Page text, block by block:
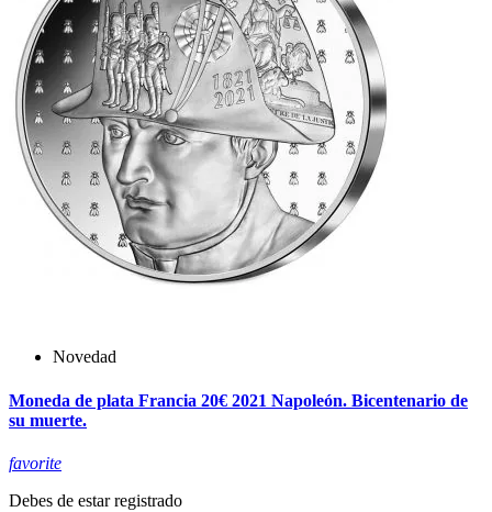
Novedad
Moneda de plata Francia 20€ 2021 Napoleón. Bicentenario de
su muerte.
favorite
Debes de estar registrado